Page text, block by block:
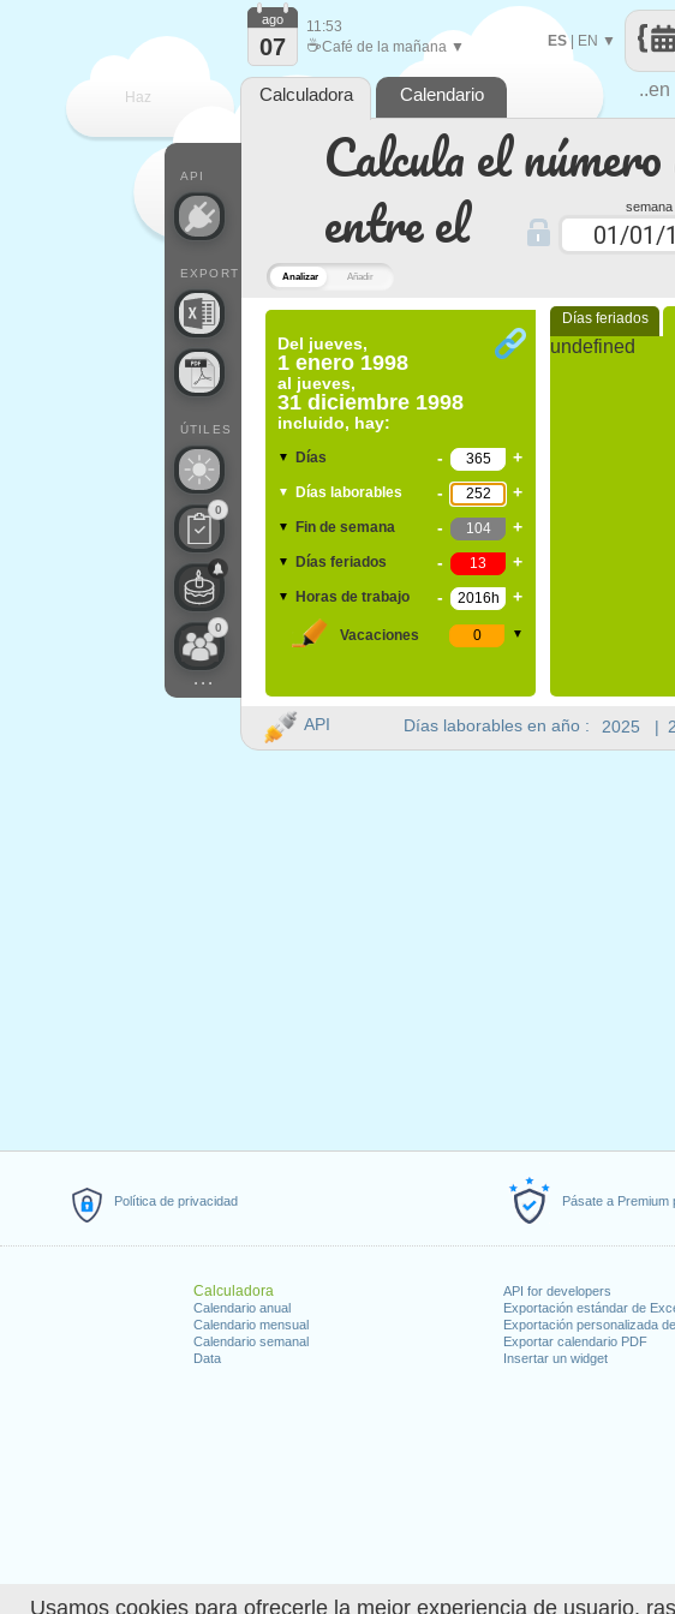
Usamos cookies para ofrecerle la mejor experiencia de usuario,
Política de privacidad Pásate a Premium
Calculadora
Calendario anual
Calendario mensual
Calendario semanal
Data
API for developers
Exportación estándar de
Exportación personalizada
Exportar calendario PDF
Insertar un widget
Analizar Añadir
Calcula el
entre el
semana
Del jueves,
1 enero 1998
al jueves,
31 diciembre 1998
incluido, hay:
▼ Días - +
▼ Días laborables - +
▼ Fin de semana - +
▼ Días feriados - +
▼ Horas de trabajo - +
Vacaciones ▼
Días feriados
undefined
Haz ..en
ES| EN ▼
API
EXPORT
ÚTILES
0
0
...
ago
07
11:53
☕Café de la mañana ▼
Calculadora Calendario
Días laborables en año : 2025 |
API